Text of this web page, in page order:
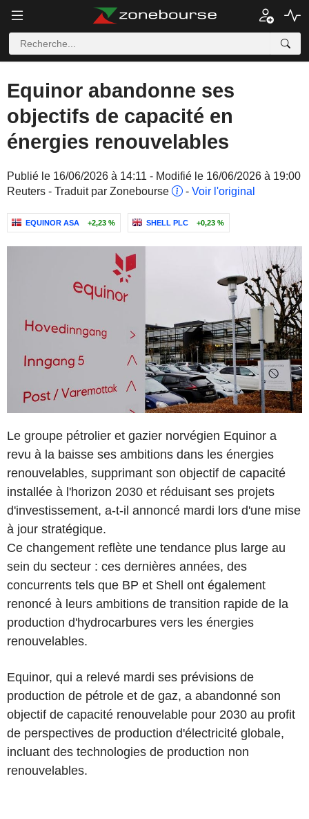
Equinor abandonne ses
objectifs de capacité en
énergies renouvelables
Publié le 16/06/2026 à 14:11 - Modifié le 16/06/2026 à 19:00
Reuters - Traduit par Zonebourse
- Voir l'original
EQUINOR ASA +2,23 % SHELL PLC +0,23 %
Le groupe pétrolier et gazier norvégien Equinor a
revu à la baisse ses ambitions dans les énergies
renouvelables, supprimant son objectif de capacité
installée à l'horizon 2030 et réduisant ses projets
d'investissement, a-t-il annoncé mardi lors d'une mise
à jour stratégique.
Ce changement reflète une tendance plus large au
sein du secteur : ces dernières années, des
concurrents tels que BP et Shell ont également
renoncé à leurs ambitions de transition rapide de la
production d'hydrocarbures vers les énergies
renouvelables.
Equinor, qui a relevé mardi ses prévisions de
production de pétrole et de gaz, a abandonné son
objectif de capacité renouvelable pour 2030 au profit
de perspectives de production d'électricité globale,
incluant des technologies de production non
renouvelables.